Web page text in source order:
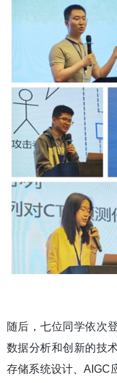
随后，七位同学依次
数据分析和创新的技
存储系统设计、AIGC